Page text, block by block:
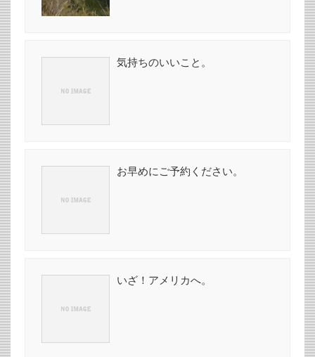
気持ちのいいこと。
お早めにご予約ください。
いざ！アメリカへ。